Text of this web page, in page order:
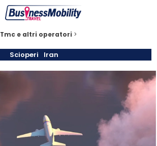
Tmc e altri operatori >
Scioperi Iran